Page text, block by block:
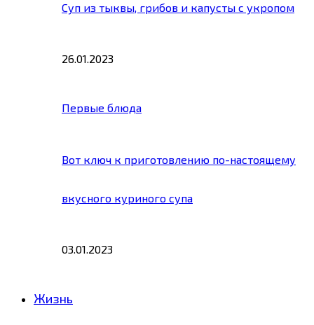
Суп из тыквы, грибов и капусты с укропом
26.01.2023
Первые блюда
Вот ключ к приготовлению по-настоящему
вкусного куриного супа
03.01.2023
Жизнь